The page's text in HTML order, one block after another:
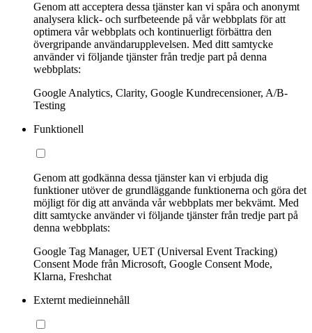
Genom att acceptera dessa tjänster kan vi spåra och anonymt
analysera klick- och surfbeteende på vår webbplats för att
optimera vår webbplats och kontinuerligt förbättra den
övergripande användarupplevelsen. Med ditt samtycke
använder vi följande tjänster från tredje part på denna
webbplats:
Google Analytics, Clarity, Google Kundrecensioner, A/B-
Testing
Funktionell
Genom att godkänna dessa tjänster kan vi erbjuda dig
funktioner utöver de grundläggande funktionerna och göra det
möjligt för dig att använda vår webbplats mer bekvämt. Med
ditt samtycke använder vi följande tjänster från tredje part på
denna webbplats:
Google Tag Manager, UET (Universal Event Tracking)
Consent Mode från Microsoft, Google Consent Mode,
Klarna, Freshchat
Externt medieinnehåll